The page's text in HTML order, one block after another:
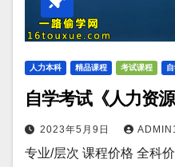
人力本科 精品课程 考试课程
自学考试《人力资
2023年5月9日
专业/层次 课程价格 全科